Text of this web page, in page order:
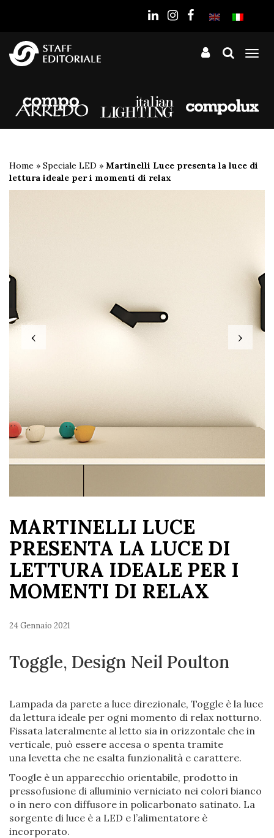
Home » Speciale LED » Martinelli Luce presenta la luce di
lettura ideale per i momenti di relax
‹ ›
MARTINELLI LUCE
PRESENTA LA LUCE DI
LETTURA IDEALE PER I
MOMENTI DI RELAX
24 Gennaio 2021
Toggle, Design Neil Poulton
Lampada da parete a luce direzionale, Toggle è la luce
da lettura ideale per ogni momento di relax notturno.
Fissata lateralmente al letto sia in orizzontale che in
verticale, può essere accesa o spenta tramite
una levetta che ne esalta funzionalità e carattere.
Toogle è un apparecchio orientabile, prodotto in
pressofusione di alluminio verniciato nei colori bianco
o in nero con diffusore in policarbonato satinato. La
sorgente di luce è a LED e l’alimentatore è
incorporato.